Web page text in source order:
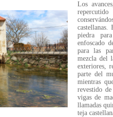
Los
repercutido
castellanas.
piedra
enfoscado
para las
mezcla del
exteriores,
parte del
mientras
revestido
vigas de
llamadas
teja